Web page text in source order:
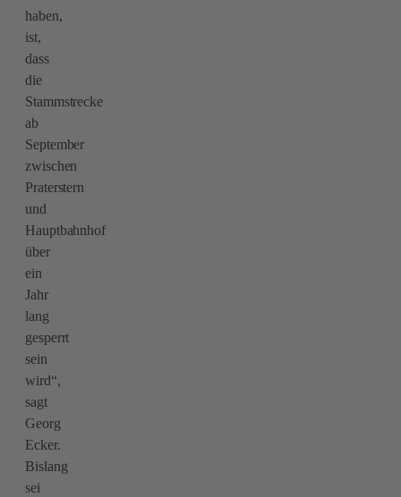
haben,
ist,
dass
die
Stammstrecke
ab
September
zwischen
Praterstern
und
Hauptbahnhof
über
ein
Jahr
lang
gesperrt
sein
wird“,
sagt
Georg
Ecker.
Bislang
sei